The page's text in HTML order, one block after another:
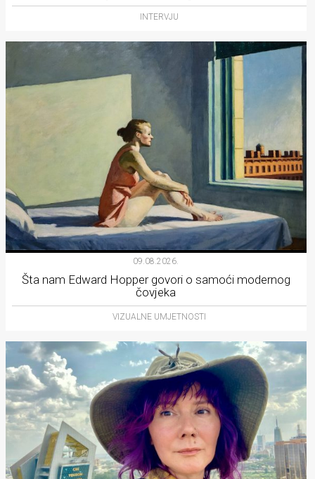
INTERVJU
09.08.2026.
Šta nam Edward Hopper govori o samoći modernog
čovjeka
VIZUALNE UMJETNOSTI